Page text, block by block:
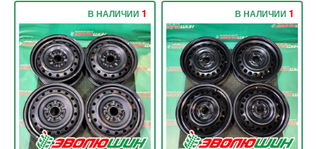
В НАЛИЧИИ 1 В НАЛИЧИИ 1